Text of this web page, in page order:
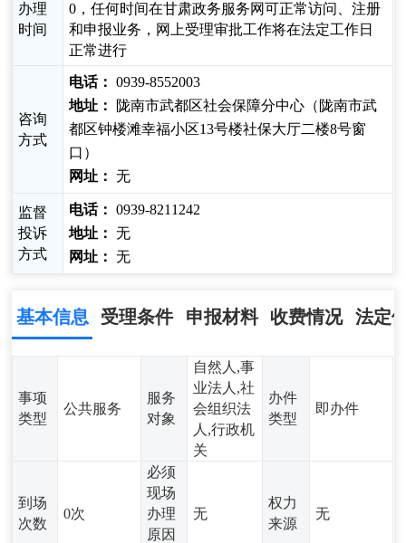
办理
时间
0，任何时间在甘肃政务服务网可正常访问、注册
和申报业务，网上受理审批工作将在法定工作日
正常进行
咨询
方式
电话： 0939-8552003
地址：
陇南市武都区社会保障分中心（陇南市武
都区钟楼滩幸福小区13号楼社保大厅二楼8号窗
口）
网址： 无
监督
投诉
方式
电话： 0939-8211242
地址： 无
网址： 无
基本信息 受理条件 申报材料 收费情况 法定
事项
类型
公共服务
服务
对象
自然人,事
业法人,社
会组织法
人,行政机
关
办件
类型
即办件
到场
次数
0次
必须
现场
办理
原因
无
权力
来源
无